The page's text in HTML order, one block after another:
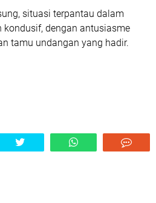
situasi terpantau dalam
kondusif, dengan antusiasme
tamu undangan yang hadir.